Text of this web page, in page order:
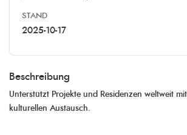
STAND
2025-10-17
Beschreibung
Unterstützt Projekte und Residenzen weltweit
kulturellen Austausch.